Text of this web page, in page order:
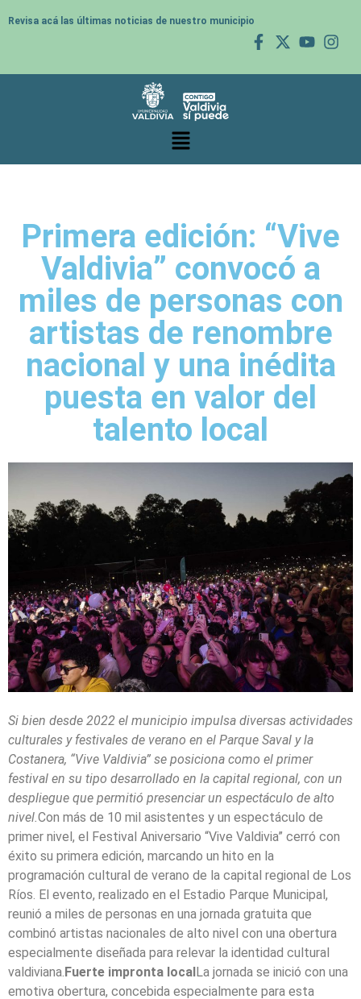
Revisa acá las últimas noticias de nuestro municipio
Primera edición: “Vive
Valdivia” convocó a
miles de personas con
artistas de renombre
nacional y una inédita
puesta en valor del
talento local
Si bien desde 2022 el municipio impulsa diversas actividades
culturales y festivales de verano en el Parque Saval y la
Costanera, “Vive Valdivia” se posiciona como el primer
festival en su tipo desarrollado en la capital regional, con un
despliegue que permitió presenciar un espectáculo de alto
nivel.Con más de 10 mil asistentes y un espectáculo de
primer nivel, el Festival Aniversario “Vive Valdivia” cerró con
éxito su primera edición, marcando un hito en la
programación cultural de verano de la capital regional de Los
Ríos. El evento, realizado en el Estadio Parque Municipal,
reunió a miles de personas en una jornada gratuita que
combinó artistas nacionales de alto nivel con una obertura
especialmente diseñada para relevar la identidad cultural
valdiviana.Fuerte impronta localLa jornada se inició con una
emotiva obertura, concebida especialmente para esta